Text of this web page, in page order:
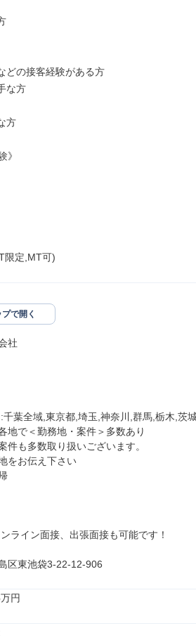
どの接客経験がある方
な方
方
》
限定,MT可)
で開く
社
:千葉全域,東京都,埼玉,神奈川,群馬,栃木,茨
地で＜勤務地・案件＞多数あり
件も多数取り扱いございます。
をお伝え下さい
ライン面接、出張面接も可能です！
区東池袋3-22-12-906
円